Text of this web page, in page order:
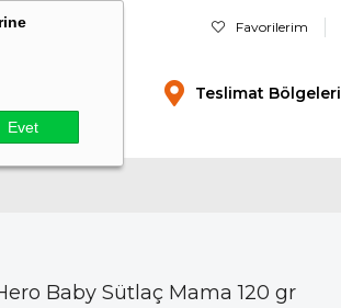
Evet
Favorilerim
Teslimat Bölgeleri
Baby Sütlaç Mama 120 gr